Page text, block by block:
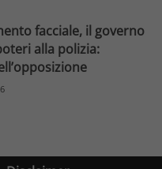
facciale, il governo
alla polizia: